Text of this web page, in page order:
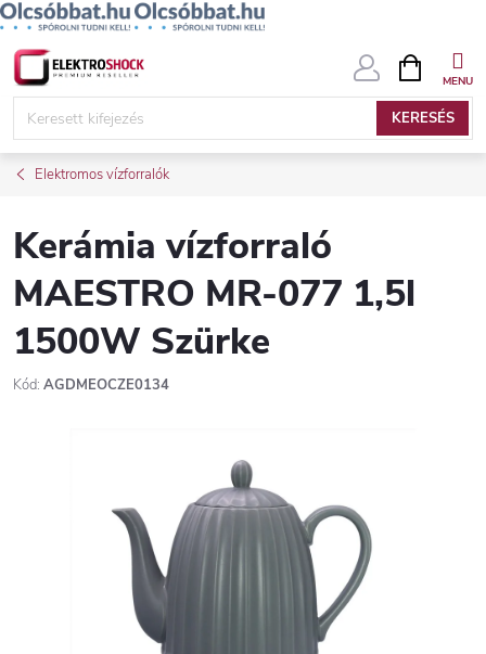
Ugrás
KERESÉS
KOSÁR
Elektromos vízforralók
Kerámia vízforraló
MAESTRO MR-077 1,5l
1500W Szürke
Kód: AGDMEOCZE0134